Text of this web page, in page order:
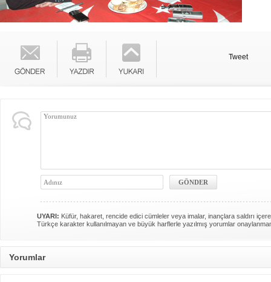
Tweet
UYARI: Küfür, hakaret, rencide edici cümleler veya imalar, inançlara saldırı
Türkçe karakter kullanılmayan ve büyük harflerle yazılmış yorumlar
Yorumlar